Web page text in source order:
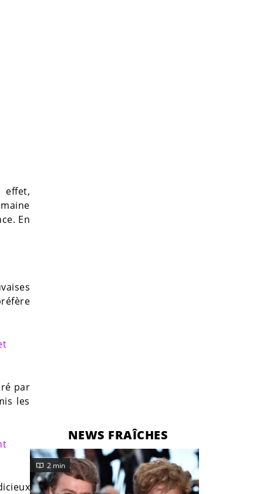
effet,
En
par
les
NEWS FRAÎCHES
2 min